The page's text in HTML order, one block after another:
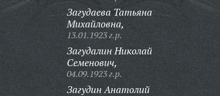
Загудаева Татьяна
Михайловна,
13.01.1923 г.р.
Загудалин Николай
Семенович,
04.09.1923 г.р.
Загудин Анатолий